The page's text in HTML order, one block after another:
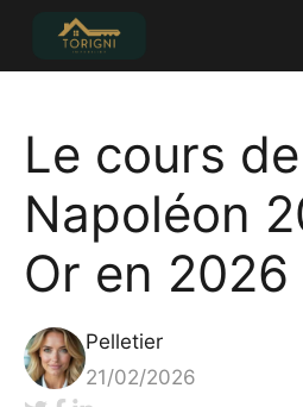
contenu
Le cours
Napoléon
Or en 2026
Pelletier
21/02/2026